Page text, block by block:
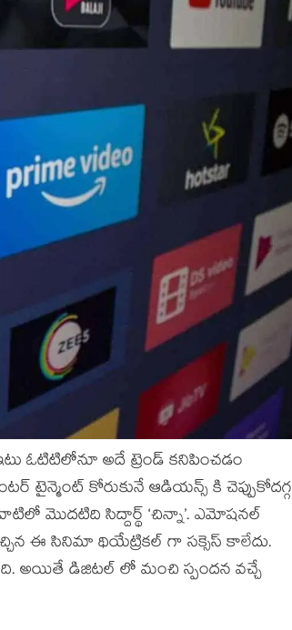
ఓటిటిలోనూ అదే ట్రెండ్ కనిపించడం
టైన్మెంట్ కోరుకునే ఆడియన్స్ కి చెప్పుకోదగ్గ
మొదటిది సిద్దార్థ్ ‘చిన్నా’. ఎమోషనల్
ఈ సినిమా థియేట్రికల్ గా సక్సెస్ కాలేదు.
అయితే డిజిటల్ లో మంచి స్పందన వచ్చే